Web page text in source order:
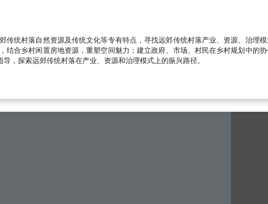
统村落自然资源及传统文化等专有特点，寻找远郊传统村落产业、资源、治理
合乡村闲置房地资源，重塑空间魅力；建立政府、市场、村民在乡村规划中的
，探索远郊传统村落在产业、资源和治理模式上的振兴路径。